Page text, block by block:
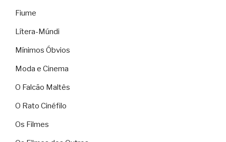
Fiume
Lítera-Múndi
Mínimos Óbvios
Moda e Cinema
O Falcão Maltês
O Rato Cinéfilo
Os Filmes